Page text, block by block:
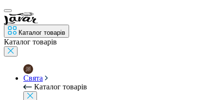
Каталог товарів
Каталог товарів
Свята
Каталог товарів